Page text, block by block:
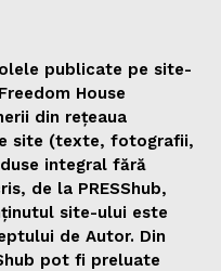
publicate pe site-
House
din rețeaua
site (texte, fotografii,
integral fără
de la PRESShub,
site-ului este
de Autor. Din
pot fi preluate